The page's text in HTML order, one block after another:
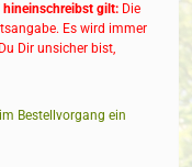
hineinschreibst gilt: Die
Es wird immer
Dir unsicher bist,
Bestellvorgang ein